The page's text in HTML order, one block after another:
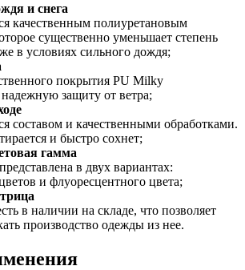
и снега
качественным полиуретановым
существенно уменьшает степень
в условиях сильного дождя;
покрытия PU Milky
надежную защиту от ветра;
составом и качественными обработками.
и быстро сохнет;
гамма
в двух вариантах:
и флуоресцентного цвета;
в наличии на складе, что позволяет
производство одежды из нее.